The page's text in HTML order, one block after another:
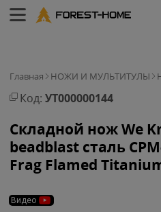
Главная НОЖИ И МУЛЬТИТУЛЫ
Код: УТ000000144
Складной нож We
beadblast сталь
Frag Flamed
Видео